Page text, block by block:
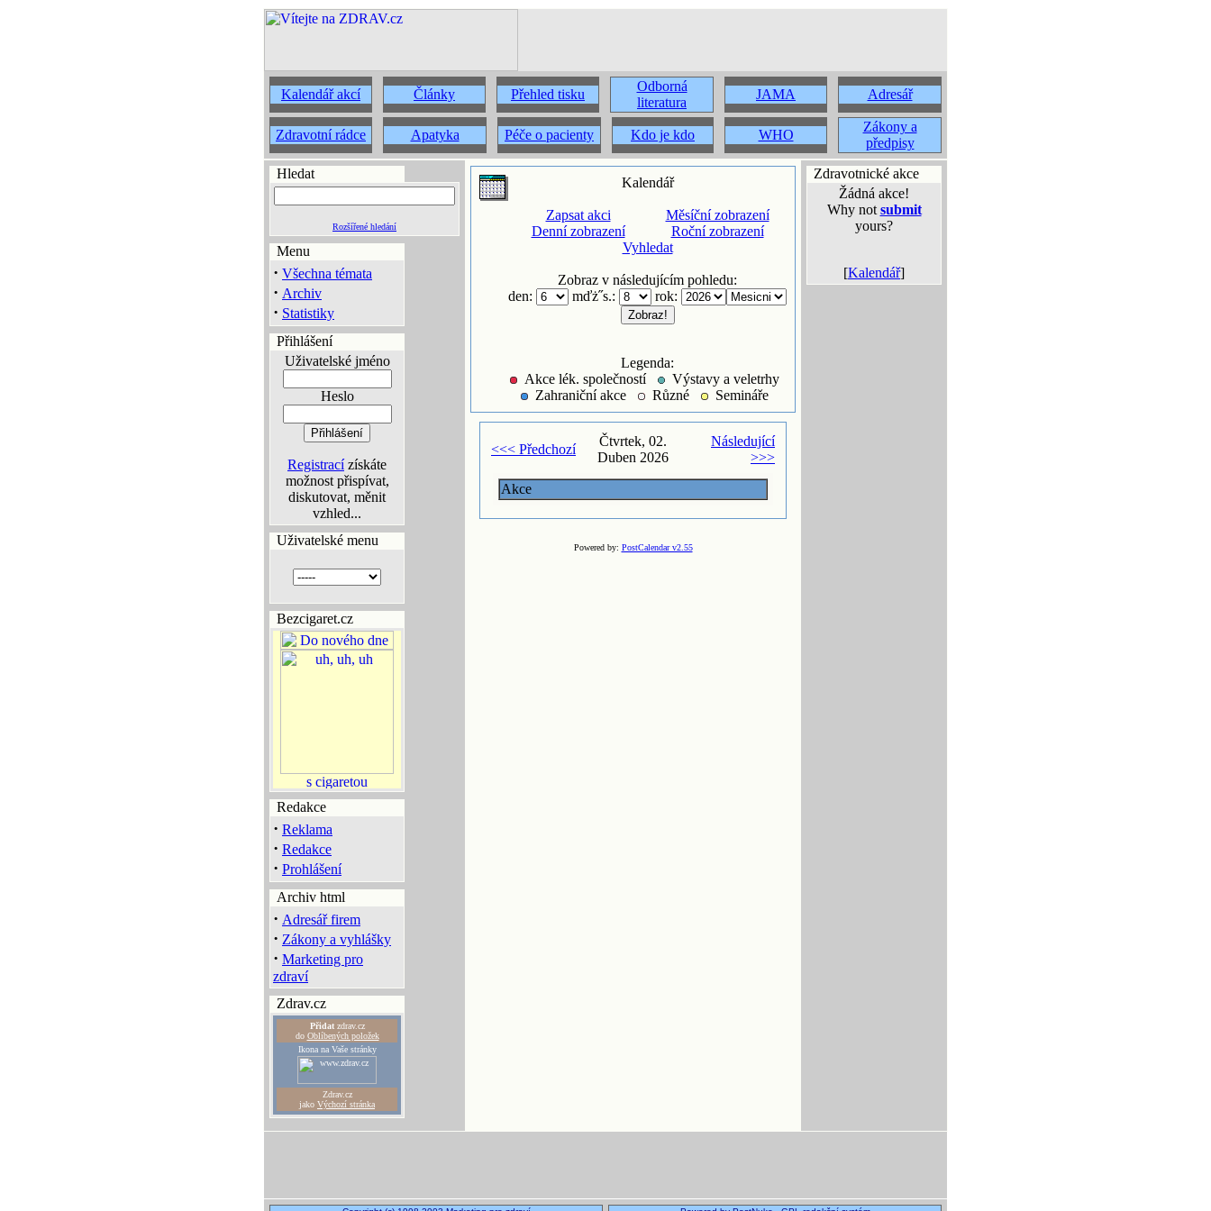
Kalendář akcí Články Přehled tisku
Odborná
literatura
JAMA Adresář
Zdravotní rádce Apatyka Péče o pacienty Kdo je kdo WHO
Zákony a
předpisy
Hledat
Rozšířené hledání
Menu
· Všechna témata
· Archiv
· Statistiky
Přihlášení
Uživatelské jméno
Heslo
Registracízískáte
možnost přispívat,
diskutovat, měnit
vzhled...
Uživatelské menu
Bezcigaret.cz
Redakce
· Reklama
· Redakce
· Prohlášení
Archiv html
· Adresář firem
· Zákony a vyhlášky
· Marketing pro
zdraví
Zdrav.cz
Přidatzdrav.cz
do Oblíbených položek
Ikona na Vaše stránky
Zdrav.cz
jako Výchozí stránka
Kalendář
Zapsat akci
Denní zobrazení
Měsíční zobrazení
Roční zobrazení
Vyhledat
Zobraz v následujícím pohledu:
den:
mďż˝s.: rok:
Legenda:
Akce lék. společností
Výstavy a veletrhy
Zahraniční akce
Různé Semináře
<<< Předchozí
Čtvrtek, 02.
Duben 2026
Následující
>>>
Akce
Powered by: PostCalendar v2.55
Zdravotnické akce
Žádná akce!
Why not submit
yours?
[Kalendář]